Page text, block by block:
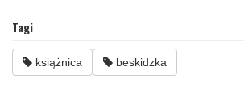
Tagi
książnica beskidzka